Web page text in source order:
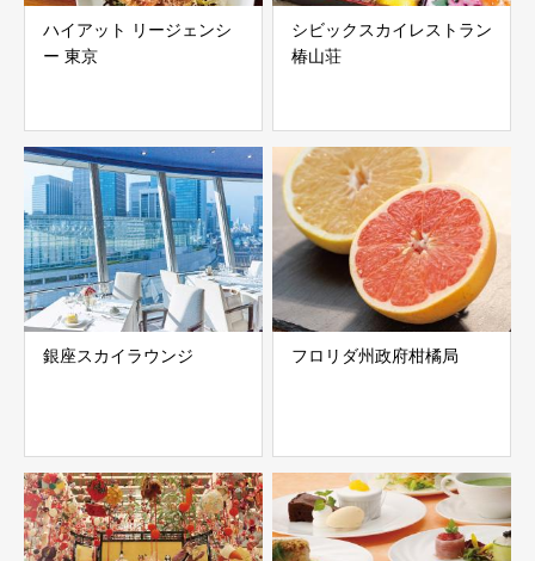
ハイアット リージェンシ
ー 東京
シビックスカイレストラン
椿山荘
銀座スカイラウンジ フロリダ州政府柑橘局